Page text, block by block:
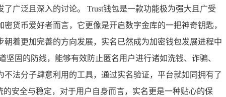
广泛且深入的讨论。 Trust钱包是一款功能极为强大且广受
货币爱好者而言，它更像是开启数字金库的一把神奇钥匙，
着更加完善的方向发展，实名已然成为加密钱包发展进程中
固的防线，能够有效防止匿名用户进行诸如洗钱、诈骗、
法分子肆意利用的工具，通过实名验证，平台就如同拥有了
安全与稳定，对于用户自身而言，实名更是一种贴心的保